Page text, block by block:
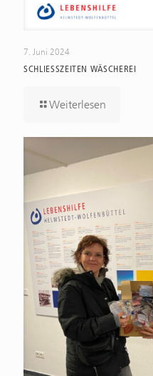
7. Juni 2024
SCHLIESSZEITEN WÄSCHEREI
Weiterlesen